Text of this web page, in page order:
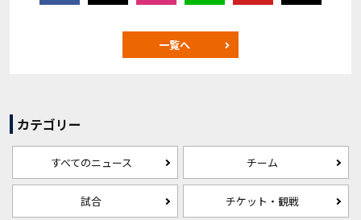
一覧へ
カテゴリー
すべてのニュース チーム
試合 チケット・観戦